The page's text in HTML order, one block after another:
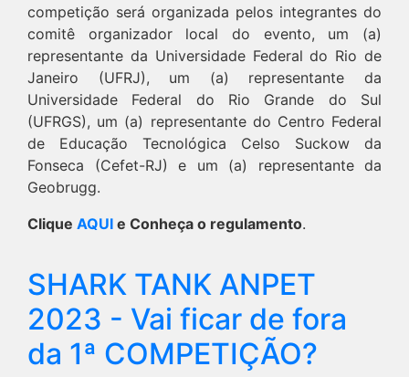
competição será organizada pelos integrantes do
comitê organizador local do evento, um (a)
representante da Universidade Federal do Rio de
Janeiro (UFRJ), um (a) representante da
Universidade Federal do Rio Grande do Sul
(UFRGS), um (a) representante do Centro Federal
de Educação Tecnológica Celso Suckow da
Fonseca (Cefet-RJ) e um (a) representante da
Geobrugg.
Clique AQUI e Conheça o regulamento.
SHARK TANK ANPET
2023 - Vai ficar de fora
da 1ª COMPETIÇÃO?